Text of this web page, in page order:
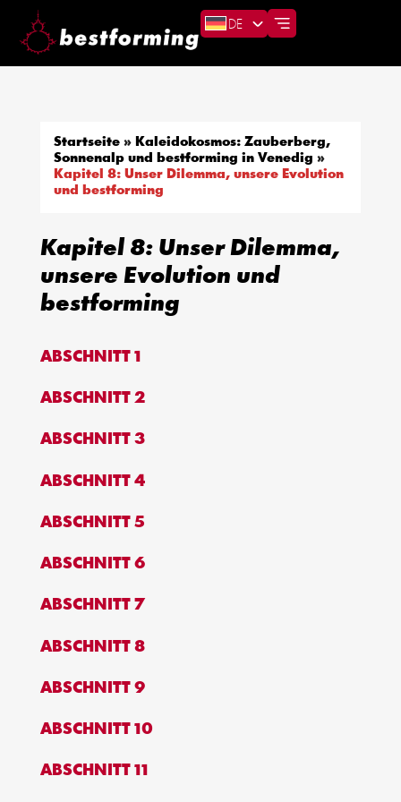
DE
Startseite» Kaleidokosmos: Zauberberg,
Sonnenalp und bestforming in Venedig »
Kapitel 8: Unser Dilemma, unsere Evolution
und bestforming
Kapitel 8: Unser Dilemma,
unsere Evolution und
bestforming
ABSCHNITT 1
ABSCHNITT 2
ABSCHNITT 3
ABSCHNITT 4
ABSCHNITT 5
ABSCHNITT 6
ABSCHNITT 7
ABSCHNITT 8
ABSCHNITT 9
ABSCHNITT 10
ABSCHNITT 11